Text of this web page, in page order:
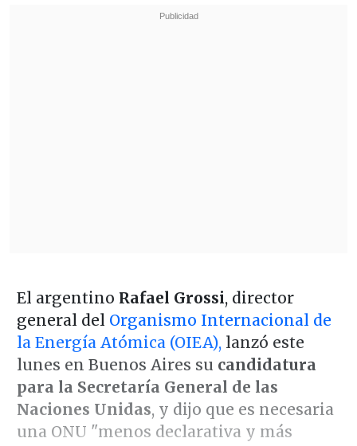
El argentino Rafael Grossi, director
general del Organismo Internacional de
la Energía Atómica (OIEA),lanzó este
lunes en Buenos Aires su candidatura
para la Secretaría General de las
Naciones Unidas, y dijo que es necesaria
una ONU "menos declarativa y más